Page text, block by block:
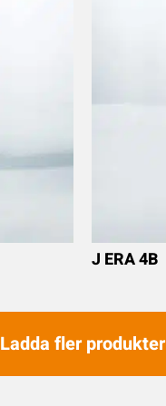
J ERA 4B
Ladda fler produkter